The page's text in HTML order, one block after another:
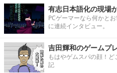
有志日本語化の現場
PCゲーマーなら何かと
に連続インタビュー。
吉田輝和のゲームプ
もはやゲムスパの顔！
記